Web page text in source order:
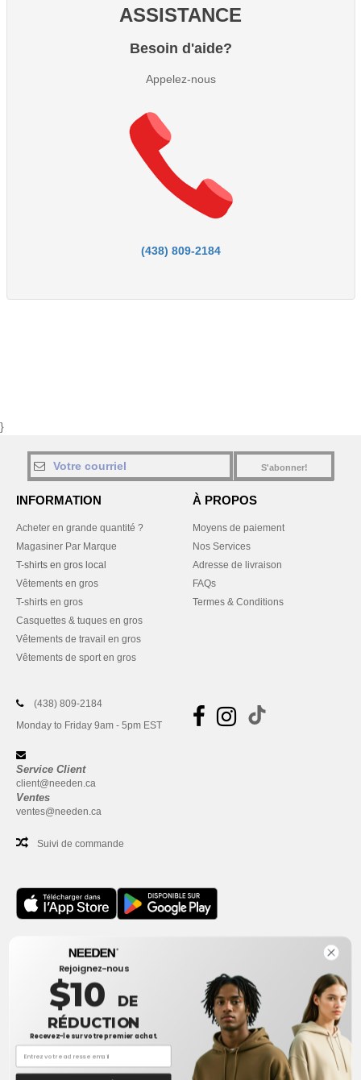
ASSISTANCE
Besoin d'aide?
Appelez-nous
(438) 809-2184
}
S'abonner!
INFORMATION
Acheter en grande quantité ?
Magasiner Par Marque
T-shirts en gros local
Vêtements en gros
T-shirts en gros
Casquettes & tuques en gros
Vêtements de travail en gros
Vêtements de sport en gros
À PROPOS
Moyens de paiement
Nos Services
Adresse de livraison
FAQs
Termes & Conditions
(438) 809-2184
Monday to Friday 9am - 5pm EST
Service Client
client@needen.ca
Ventes
ventes@needen.ca
Suivi de commande
Bureau
One Dundas Street West Suite 2500
Toronto, Ontario, M5G 1Z3
Ceci n'est PAS l'adresse de retour. Pour les retours, voir ici
Bureau
1300 rue Sherbrooke Ouest #400
Rejoignez-nous
$10 DE
RÉDUCTION
Recevez-le sur votre premier achat.